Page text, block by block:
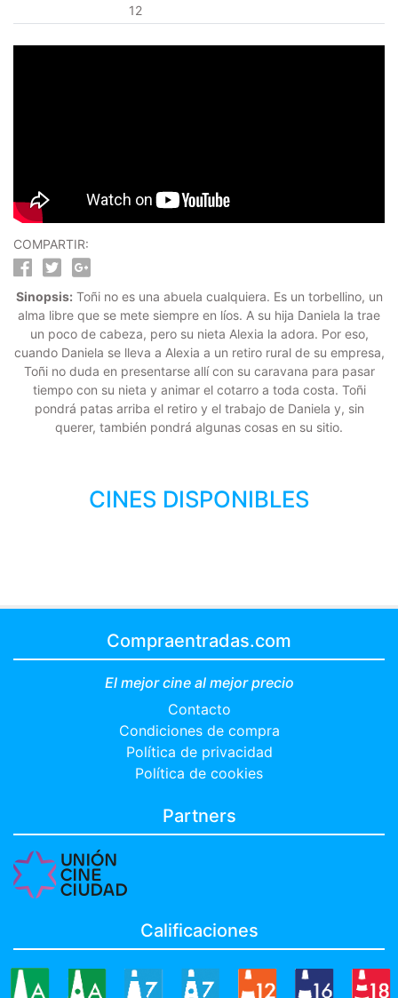
12
COMPARTIR:
Sinopsis: Toñi no es una abuela cualquiera. Es un torbellino, un
alma libre que se mete siempre en líos. A su hija Daniela la trae
un poco de cabeza, pero su nieta Alexia la adora. Por eso,
cuando Daniela se lleva a Alexia a un retiro rural de su empresa,
Toñi no duda en presentarse allí con su caravana para pasar
tiempo con su nieta y animar el cotarro a toda costa. Toñi
pondrá patas arriba el retiro y el trabajo de Daniela y, sin
querer, también pondrá algunas cosas en su sitio.
CINES DISPONIBLES
Compraentradas.com
El mejor cine al mejor precio
Contacto
Condiciones de compra
Política de privacidad
Política de cookies
Partners
Calificaciones